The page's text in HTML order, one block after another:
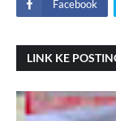
Facebook
LINK KE